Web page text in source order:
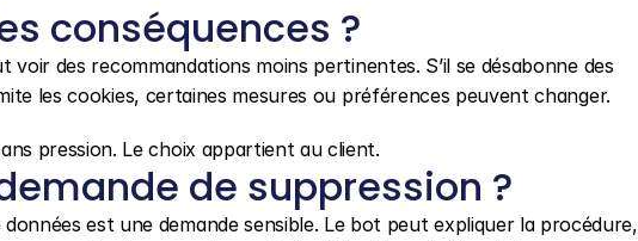
conséquences ?
des recommandations moins pertinentes. S’il se désabonne des
les cookies, certaines mesures ou préférences peuvent changer.
pression. Le choix appartient au client.
de suppression ?
est une demande sensible. Le bot peut expliquer la procédure,